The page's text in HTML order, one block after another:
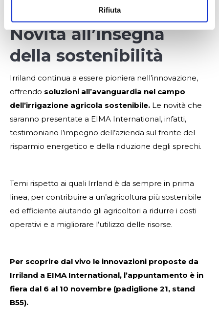
Rifiuta
Novità all’insegna
della sostenibilità
Irriland continua a essere pioniera nell’innovazione,
offrendo soluzioni all’avanguardia nel campo
dell’irrigazione agricola sostenibile. Le novità che
saranno presentate a EIMA International, infatti,
testimoniano l’impegno dell’azienda sul fronte del
risparmio energetico e della riduzione degli sprechi.
Temi rispetto ai quali Irrland è da sempre in prima
linea, per contribuire a un’agricoltura più sostenibile
ed efficiente aiutando gli agricoltori a ridurre i costi
operativi e a migliorare l’utilizzo delle risorse.
Per scoprire dal vivo le innovazioni proposte da
Irriland a EIMA International, l’appuntamento è in
fiera dal 6 al 10 novembre (padiglione 21, stand
B55).